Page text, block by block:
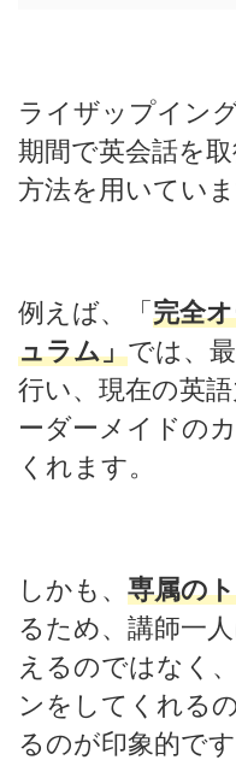
ライザップイン
期間で英会話を
方法を用いていま
例えば、「完全
ュラム」では、
行い、現在の英
ーダーメイドの
くれます。
しかも、 専属の
るため、講師一
えるのではなく
ンをしてくれる
るのが印象的です